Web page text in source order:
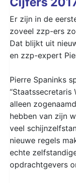
Er zijn in de
zoveel zzp-ers
Dat blijkt uit
en zzp-expert
Pierre Spaninks
alleen
hebben van zijn
veel
nieuwe regels
echte
opdrachtgevers